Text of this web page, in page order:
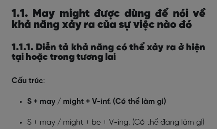
1.1. May might được dùng để nói về
khả năng xảy ra của sự việc nào đó
1.1.1. Diễn tả khả năng có thể xảy ra ở hiện
tại hoặc trong tương lai
Cấu trúc:
S + may / might + V-inf. (Có thể làm gì)
S + may / might + be + V-ing. (Có thể đang làm gì)